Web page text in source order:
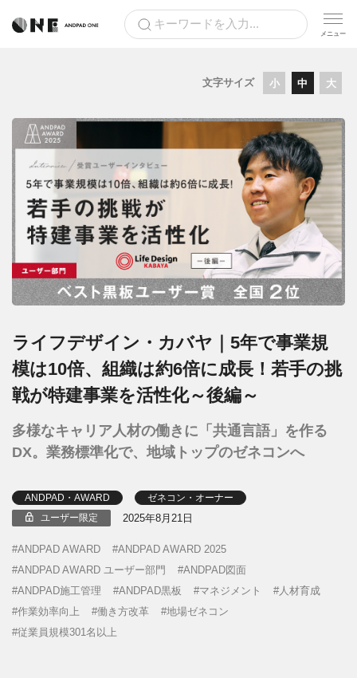
文字サイズ 小 中 大
ライフデザイン・カバヤ｜5年で事業規
模は10倍、組織は約6倍に成長！若手の挑
戦が特建事業を活性化～後編～
多様なキャリア人材の働きに「共通言語」を作る
DX。業務標準化で、地域トップのゼネコンへ
ANDPAD・AWARD ゼネコン・オーナー
ユーザー限定 2025年8月21日
ANDPAD AWARD
ANDPAD AWARD 2025
ANDPAD AWARD ユーザー部門
ANDPAD図面
ANDPAD施工管理
ANDPAD黒板 マネジメント
人材育成
作業効率向上
働き方改革
地場ゼネコン
従業員規模301名以上